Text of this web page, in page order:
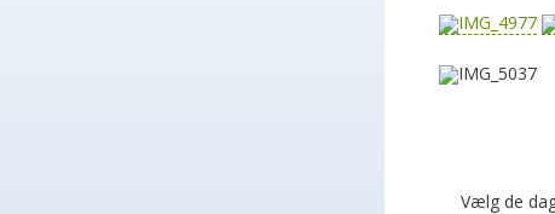
Vælg de